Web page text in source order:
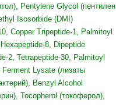
Pentylene Glycol (пентилен
Isosorbide (DMI)
Copper Tripeptide-1, Palmitoyl
8, Dipeptide
2, Tetrapeptide-30, Palmitoyl
Lysate (лизаты
Benzyl Alcohol
Tocopherol (токоферол),